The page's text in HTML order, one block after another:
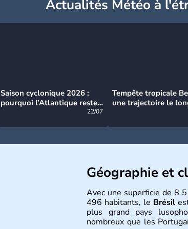
Actualités Météo à
Saison cyclonique 2026 :
pourquoi l’Atlantique reste
22/07
Tempête tropicale
une trajectoire le
Géographie et
Avec une superficie de 8
496 habitants, le Brésil
plus grand pays
nombreux que les